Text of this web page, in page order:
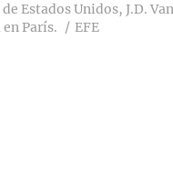
Estados Unidos, J.D.
París.
EFE